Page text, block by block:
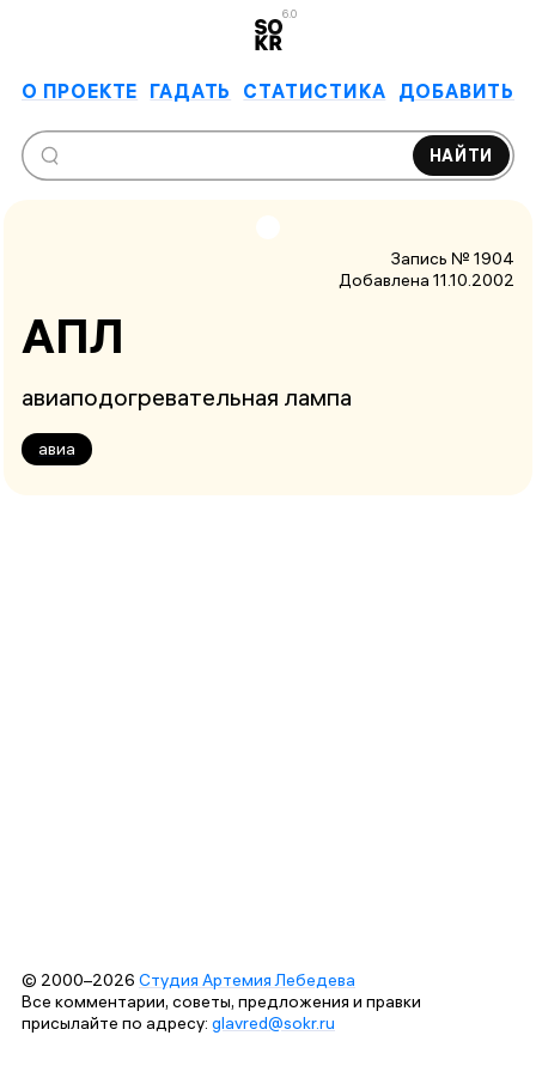
6.0
О ПРОЕКТЕ ГАДАТЬ СТАТИСТИКА ДОБАВИТЬ
НАЙТИ
Запись № 1904
Добавлена 11.10.2002
АПЛ
авиаподогревательная лампа
авиа
© 2000–2026 Студия Артемия Лебедева
Все комментарии, советы, предложения и правки
присылайте по адресу: glavred@sokr.ru